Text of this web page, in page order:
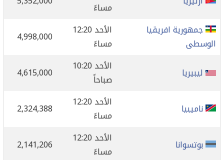
مساءً
جمهورية افريقيا
الوسطى
الأحد 12:20
مساءً
4,998,000
ليبيريا
الأحد 10:20
صباحاً
4,615,000
ناميبيا
الأحد 12:20
مساءً
2,324,388
بوتسوانا
الأحد 12:20
مساءً
2,141,206